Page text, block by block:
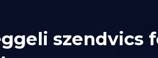
szendvics